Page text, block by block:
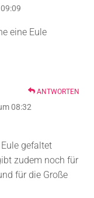
eine Eule
ANTWORTEN
08:32
gefaltet
zudem noch für
für die Große